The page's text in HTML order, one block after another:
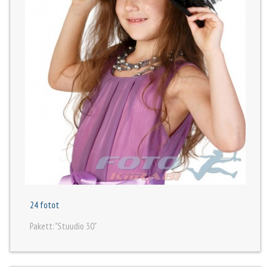
24 fotot
Pakett: "Stuudio 30"